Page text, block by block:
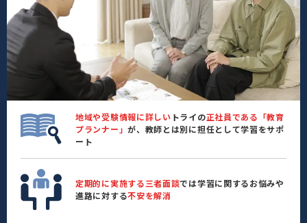
地域や受験情報に詳しい トライの正社員である「教育
プランナー」が、教師とは別に担任として学習をサポ
ート
定期的に実施する三者面談では学習に関するお悩みや
進路に対する不安を解消